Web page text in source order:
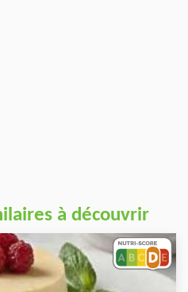
à découvrir